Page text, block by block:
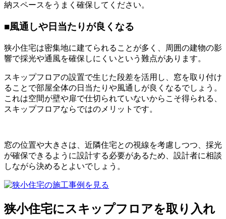
納スペースをうまく確保してください。
■風通しや日当たりが良くなる
狭小住宅は密集地に建てられることが多く、周囲の建物の影
響で採光や通風を確保しにくいという難点があります。
スキップフロアの設置で生じた段差を活用し、窓を取り付け
ることで部屋全体の日当たりや風通しが良くなるでしょう。
これは空間が壁や扉で仕切られていないからこそ得られる、
スキップフロアならではのメリットです。
窓の位置や大きさは、近隣住宅との視線を考慮しつつ、採光
が確保できるように設計する必要があるため、設計者に相談
しながら決めるとよいでしょう。
狭小住宅にスキップフロアを取り入れ